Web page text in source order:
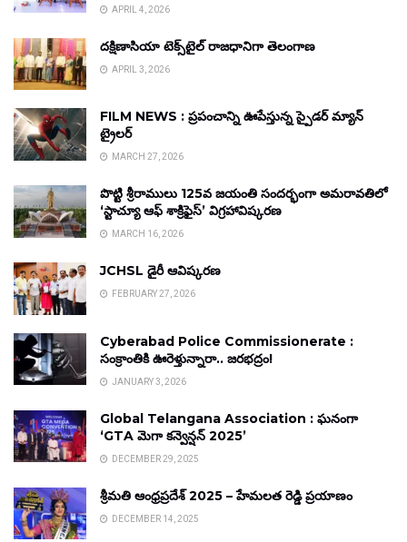
APRIL 4, 2026
దక్షిణాసియా టెక్స్‌టైల్ రాజధానిగా తెలంగాణ
APRIL 3, 2026
FILM NEWS : ప్రపంచాన్ని ఊపేస్తున్న స్పైడర్ మ్యాన్
ట్రైలర్
MARCH 27, 2026
పొట్టి శ్రీరాములు 125వ జయంతి సందర్భంగా అమరావతిలో
‘స్టాచ్యూ ఆఫ్ శాక్రిఫైస్’ విగ్రహావిష్కరణ
MARCH 16, 2026
JCHSL డైరీ ఆవిష్కరణ
FEBRUARY 27, 2026
Cyberabad Police Commissionerate :
సంక్రాంతికి ఊరెళ్తున్నారా.. జరభద్రం!
JANUARY 3, 2026
Global Telangana Association : ఘనంగా
‘GTA మెగా కన్వెన్షన్ 2025’
DECEMBER 29, 2025
శ్రీమతి ఆంధ్రప్రదేశ్ 2025 – హేమలత రెడ్డి ప్రయాణం
DECEMBER 14, 2025